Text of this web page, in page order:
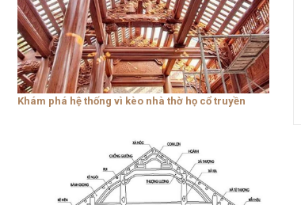
Khám phá hệ thống vì kèo nhà thờ họ cổ truyền